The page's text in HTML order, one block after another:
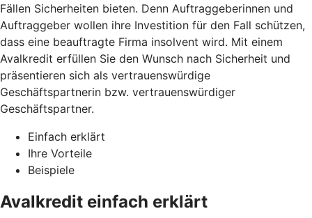
Fällen Sicherheiten bieten. Denn Auftraggeberinnen und
Auftraggeber wollen ihre Investition für den Fall schützen,
dass eine beauftragte Firma insolvent wird. Mit einem
Avalkredit erfüllen Sie den Wunsch nach Sicherheit und
präsentieren sich als vertrauenswürdige
Geschäftspartnerin bzw. vertrauenswürdiger
Geschäftspartner.
Einfach erklärt
Ihre Vorteile
Beispiele
Avalkredit einfach erklärt